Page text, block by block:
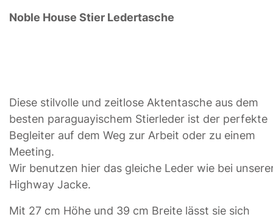
Noble House Stier Ledertasche
Diese stilvolle und zeitlose Aktentasche aus dem
besten paraguayischem Stierleder ist der perfekte
Begleiter auf dem Weg zur Arbeit oder zu einem
Meeting.
Wir benutzen hier das gleiche Leder wie bei
Highway Jacke.
Mit 27 cm Höhe und 39 cm Breite lässt sie sich